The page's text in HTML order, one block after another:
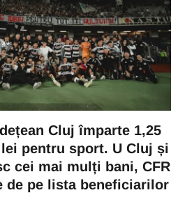
Cluj împarte 1,25
pentru sport. U Cluj și
cei mai mulți bani, CFR
de pe lista beneficiarilor